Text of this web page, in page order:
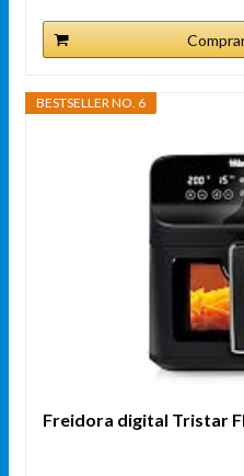
BESTSELLER NO. 6
Freidora digital Tristar